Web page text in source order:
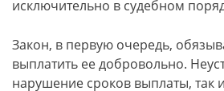
исключительно в судебном
Закон, в первую очередь,
выплатить ее добровольно.
нарушение сроков выплаты, так